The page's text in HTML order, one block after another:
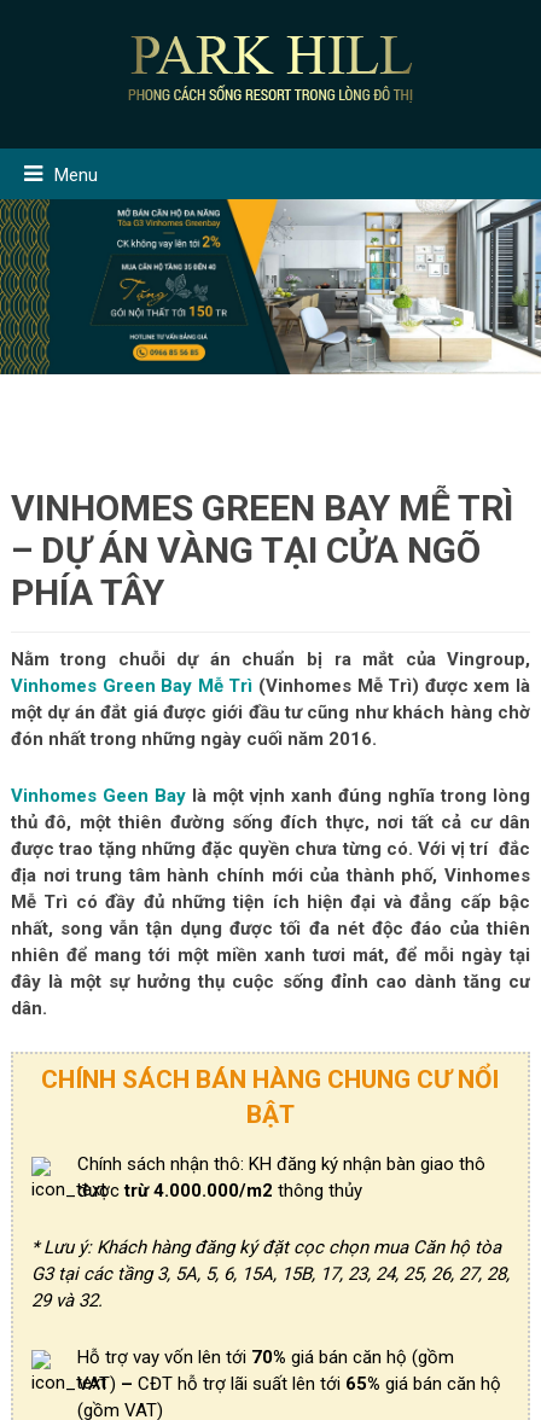
Menu
VINHOMES GREEN BAY MỄ TRÌ
– DỰ ÁN VÀNG TẠI CỬA NGÕ
PHÍA TÂY
Nằm trong chuỗi dự án chuẩn bị ra mắt của Vingroup,
Vinhomes Green Bay Mễ Trì (Vinhomes Mễ Trì) được xem là
một dự án đắt giá được giới đầu tư cũng như khách hàng chờ
đón nhất trong những ngày cuối năm 2016.
Vinhomes Geen Baylà một vịnh xanh đúng nghĩa trong lòng
thủ đô, một thiên đường sống đích thực, nơi tất cả cư dân
được trao tặng những đặc quyền chưa từng có. Với vị trí đắc
địa nơi trung tâm hành chính mới của thành phố, Vinhomes
Mễ Trì có đầy đủ những tiện ích hiện đại và đẳng cấp bậc
nhất, song vẫn tận dụng được tối đa nét độc đáo của thiên
nhiên để mang tới một miền xanh tươi mát, để mỗi ngày tại
đây là một sự hưởng thụ cuộc sống đỉnh cao dành tăng cư
dân.
CHÍNH SÁCH BÁN HÀNG CHUNG CƯ NỔI
BẬT
Chính sách nhận thô: KH đăng ký nhận bàn giao thô
đượctrừ 4.000.000/m2 thông thủy
* Lưu ý: Khách hàng đăng ký đặt cọc chọn mua Căn hộ tòa
G3 tại các tầng 3, 5A, 5, 6, 15A, 15B, 17, 23, 24, 25, 26, 27, 28,
29 và 32.
Hỗ trợ vay vốn lên tới 70% giá bán căn hộ (gồm
VAT) – CĐT hỗ trợ lãi suất lên tới65% giá bán căn hộ
(gồm VAT)